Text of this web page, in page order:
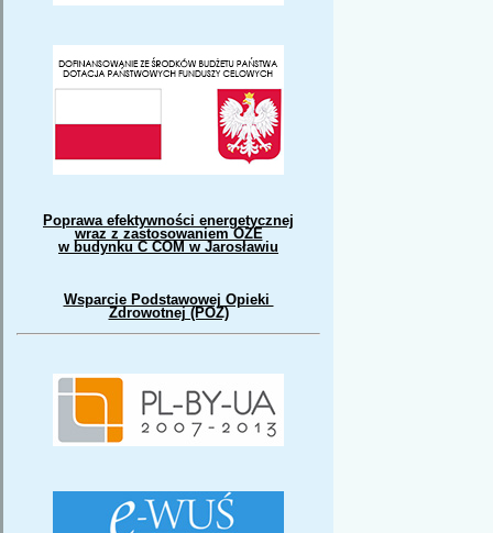
Poprawa efektywności energetycznej
wraz z zastosowaniem OZE
w budynku C COM w Jarosławiu
Wsparcie Podstawowej Opieki
Zdrowotnej (POZ)